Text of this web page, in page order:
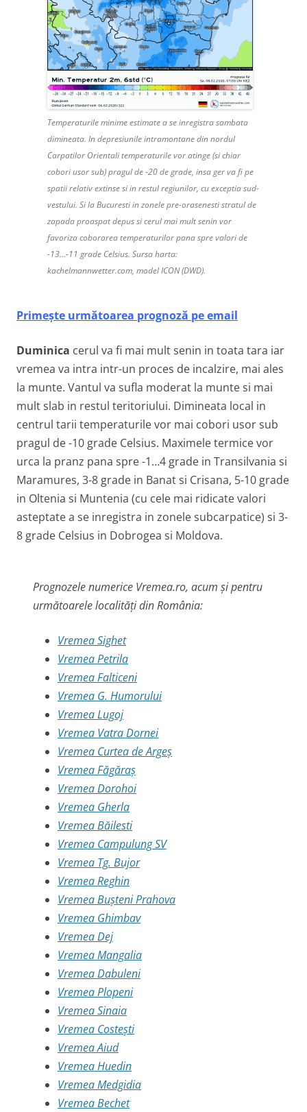
Temperaturile minime estimate a se inregistra sambata
dimineata. In depresiunile intramontane din nordul
Carpatilor Orientali temperaturile vor atinge (si chiar
cobori usor sub) pragul de -20 de grade, insa ger va fi pe
spatii relativ extinse si in restul regiunilor, cu exceptia sud-
vestului. Si la Bucuresti in zonele pre-orasenesti stratul de
zapada proaspat depus si cerul mai mult senin vor
favoriza coborarea temperaturilor pana spre valori de
-13…-11 grade Celsius. Sursa harta:
kachelmannwetter.com, model ICON (DWD).
Primește următoarea prognoză pe email
Duminica cerul va fi mai mult senin in toata tara iar
vremea va intra intr-un proces de incalzire, mai ales
la munte. Vantul va sufla moderat la munte si mai
mult slab in restul teritoriului. Dimineata local in
centrul tarii temperaturile vor mai cobori usor sub
pragul de -10 grade Celsius. Maximele termice vor
urca la pranz pana spre -1…4 grade in Transilvania si
Maramures, 3-8 grade in Banat si Crisana, 5-10 grade
in Oltenia si Muntenia (cu cele mai ridicate valori
asteptate a se inregistra in zonele subcarpatice) si 3-
8 grade Celsius in Dobrogea si Moldova.
Prognozele numerice Vremea.ro, acum și pentru
următoarele localități din România:
Vremea Sighet
Vremea Petrila
Vremea Falticeni
Vremea G. Humorului
Vremea Lugoj
Vremea Vatra Dornei
Vremea Curtea de Argeș
Vremea Făgăraș
Vremea Dorohoi
Vremea Gherla
Vremea Băilesti
Vremea Campulung SV
Vremea Tg. Bujor
Vremea Reghin
Vremea Bușteni Prahova
Vremea Ghimbav
Vremea Dej
Vremea Mangalia
Vremea Dabuleni
Vremea Plopeni
Vremea Sinaia
Vremea Costești
Vremea Aiud
Vremea Huedin
Vremea Medgidia
Vremea Bechet